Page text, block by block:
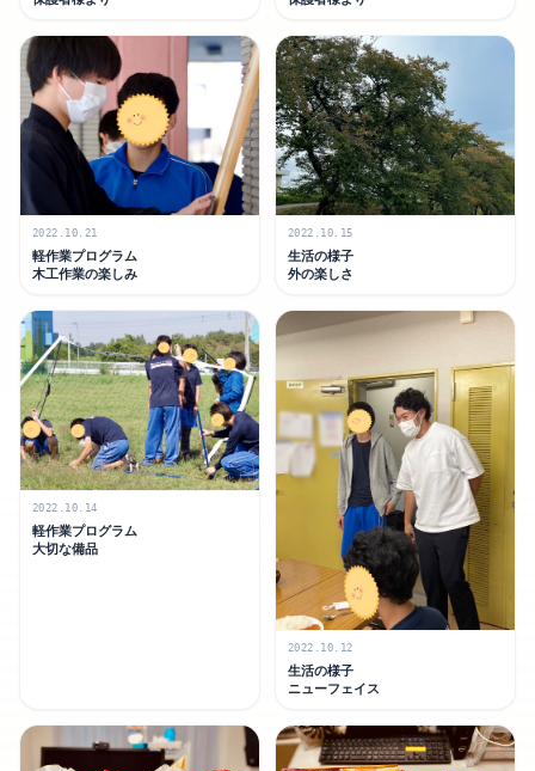
2022.10.21
軽作業プログラム
木工作業の楽しみ
2022.10.15
生活の様子
外の楽しさ
2022.10.14
軽作業プログラム
大切な備品
2022.10.12
生活の様子
ニューフェイス